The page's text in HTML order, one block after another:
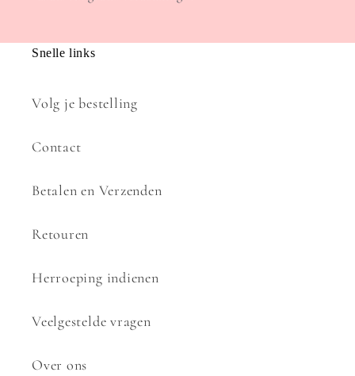
Snelle links
Volg je bestelling
Contact
Betalen en Verzenden
Retouren
Herroeping indienen
Veelgestelde vragen
Over ons